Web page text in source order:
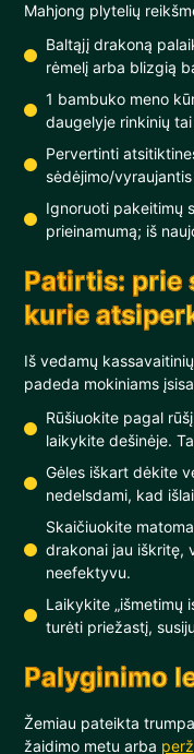
Mahjong plytelių
Baltąjį drakoną
rėmelį arba blizgią
1 bambuko meno
daugelyje rinkinių
Pervertinti
sėdėjimo/
Ignoruoti pakeitimų
prieinamumą; iš
Patirtis: prie
kurie
Iš vedamų
padeda mokiniams
Rūšiuokite pagal
laikykite dešinėje.
Gėles iškart dėkite
nedelsdami, kad
Skaičiuokite
drakonai jau iškritę,
neefektyvu.
Laikykite „išmetimų
turėti priežastį,
Palyginimo
Žemiau pateikta
žaidimo metu arba